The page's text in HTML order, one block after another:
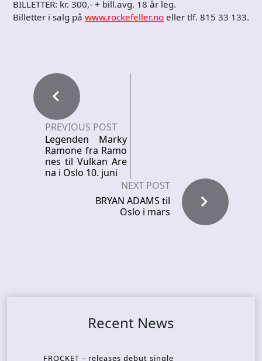
BILLETTER: kr. 300,- + bill.avg. 18 år leg.
Billetter i salg på www.rockefeller.no eller tlf. 815 33 133.
PREVIOUS POST
Legenden Marky
Ramone fra Ramo
nes til Vulkan Are
na i Oslo 10. juni
NEXT POST
BRYAN ADAMS til
Oslo i mars
Recent News
FROCKET – releases debut single